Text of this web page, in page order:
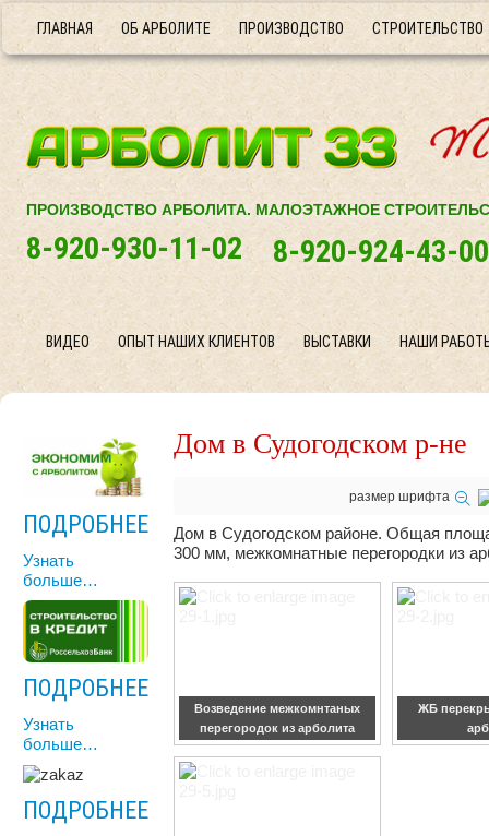
ГЛАВНАЯ ОБ АРБОЛИТЕ ПРОИЗВОДСТВО СТРОИТЕЛЬСТВО
ПРОИЗВОДСТВО АРБОЛИТА. МАЛОЭТАЖНОЕ
8-920-930-11-02 8-920-924-43-00
ВИДЕО ОПЫТ НАШИХ КЛИЕНТОВ ВЫСТАВКИ НАШИ
ПОДРОБНЕЕ
Узнать
больше…
ПОДРОБНЕЕ
Узнать
больше…
ПОДРОБНЕЕ
Дом в Судогодском р-не
размер шрифта
Дом в Судогодском районе. Общая
300 мм, межкомнатные перегородки из
Возведение межкомнтаных
перегородок из арболита
ЖБ